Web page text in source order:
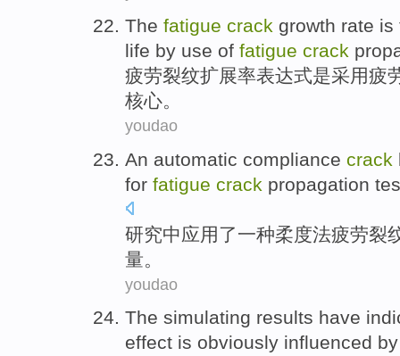
The fatigue crack growth rate is
life by use of fatigue crack
疲劳裂纹扩展率表达式是采用疲
核心。
youdao
An automatic compliance crack
for fatigue crack propagation
研究中应用了一种柔度法疲劳裂
量。
youdao
The simulating results have
effect is obviously influenced by